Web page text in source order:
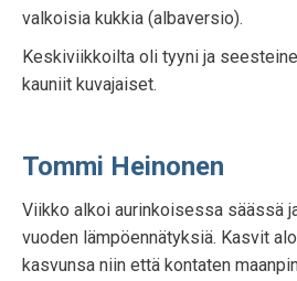
valkoisia kukkia (albaversio).
Keskiviikkoilta oli tyyni ja
kauniit kuvajaiset.
Tommi Heinonen
Viikko alkoi aurinkoisessa säässä
vuoden lämpöennätyksiä. Kasvit
kasvunsa niin että kontaten